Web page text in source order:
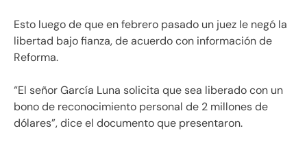
Esto luego de que en febrero pasado un juez le negó la
libertad bajo fianza, de acuerdo con información de
Reforma.
“El señor García Luna solicita que sea liberado con un
bono de reconocimiento personal de 2 millones de
dólares”, dice el documento que presentaron.